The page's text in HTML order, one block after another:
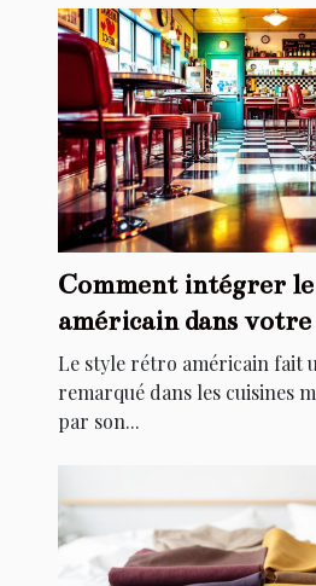
Comment intégrer
américain dans votre
Le style rétro américain fait
remarqué dans les cuisines
par son...